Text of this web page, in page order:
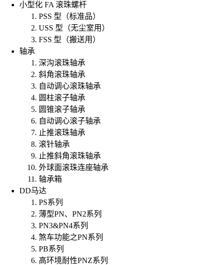
小型化 FA 滚珠螺杆
PSS 型（标准品）
USS 型（无尘室用）
FSS 型（搬送用）
轴承
深沟滚珠轴承
斜角滚珠轴承
自动调心滚珠轴承
圆柱滚子轴承
圆锥滚子轴承
自动调心滚子轴承
止推滚珠轴承
滚针轴承
止推斜角滚珠轴承
外球面滚珠连座轴承
轴承箱
DD马达
PS系列
薄型PN、PN2系列
PN3&PN4系列
煞车功能之PN系列
PB系列
高环境耐性PNZ系列